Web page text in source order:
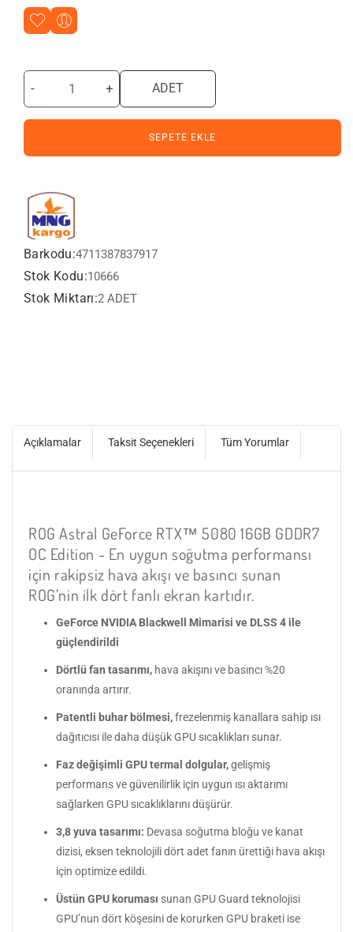
- + ADET
SEPETE EKLE
Barkodu:4711387837917
Stok Kodu:10666
Stok Miktarı:2 ADET
Açıklamalar Taksit Seçenekleri Tüm Yorumlar
ROG Astral GeForce RTX™ 5080 16GB GDDR7
OC Edition - En uygun soğutma performansı
için rakipsiz hava akışı ve basıncı sunan
ROG’nin ilk dört fanlı ekran kartıdır.
GeForce NVIDIA Blackwell Mimarisi ve DLSS 4 ile
güçlendirildi
Dörtlü fan tasarımı, hava akışını ve basıncı %20
oranında artırır.
Patentli buhar bölmesi,frezelenmiş kanallara sahip ısı
dağıtıcısı ile daha düşük GPU sıcaklıkları sunar.
Faz değişimli GPU termal dolgular,gelişmiş
performans ve güvenilirlik için uygun ısı aktarımı
sağlarken GPU sıcaklıklarını düşürür.
3,8 yuva tasarımı: Devasa soğutma bloğu ve kanat
dizisi, eksen teknolojili dört adet fanın ürettiği hava akışı
için optimize edildi.
Üstün GPU koruması sunan GPU Guard teknolojisi
GPU’nun dört köşesini de korurken GPU braketi ise